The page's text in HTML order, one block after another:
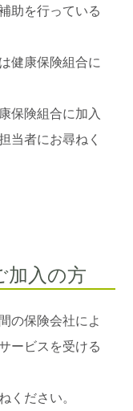
助を行っている
健康保険組合に
保険組合に加入
当者にお尋ねく
加入の方
の保険会社によ
ービスを受ける
ください。